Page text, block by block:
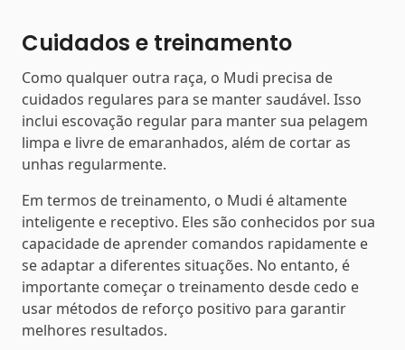
Cuidados e treinamento
Como qualquer outra raça, o Mudi precisa de
cuidados regulares para se manter saudável. Isso
inclui escovação regular para manter sua pelagem
limpa e livre de emaranhados, além de cortar as
unhas regularmente.
Em termos de treinamento, o Mudi é altamente
inteligente e receptivo. Eles são conhecidos por sua
capacidade de aprender comandos rapidamente e
se adaptar a diferentes situações. No entanto, é
importante começar o treinamento desde cedo e
usar métodos de reforço positivo para garantir
melhores resultados.